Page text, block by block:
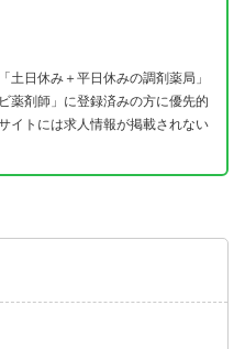
土日休み＋平日休みの調剤薬局」
薬剤師」に登録済みの方に優先的
イトには求人情報が掲載されない